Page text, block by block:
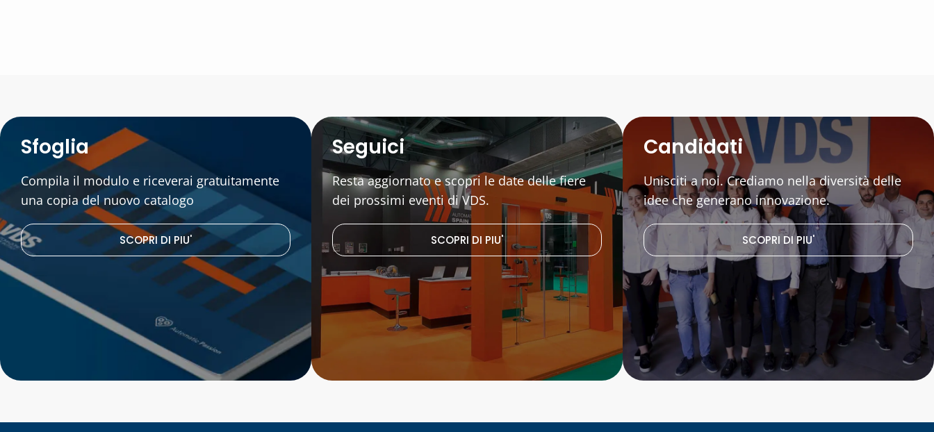
Sfoglia
Compila il modulo e riceverai gratuitamente
una copia del nuovo catalogo
SCOPRI DI PIU'
Seguici
Resta aggiornato e scopri le date delle fiere
dei prossimi eventi di VDS.
SCOPRI DI PIU'
Candidati
Unisciti a noi. Crediamo nella diversità delle
idee che generano innovazione.
SCOPRI DI PIU'